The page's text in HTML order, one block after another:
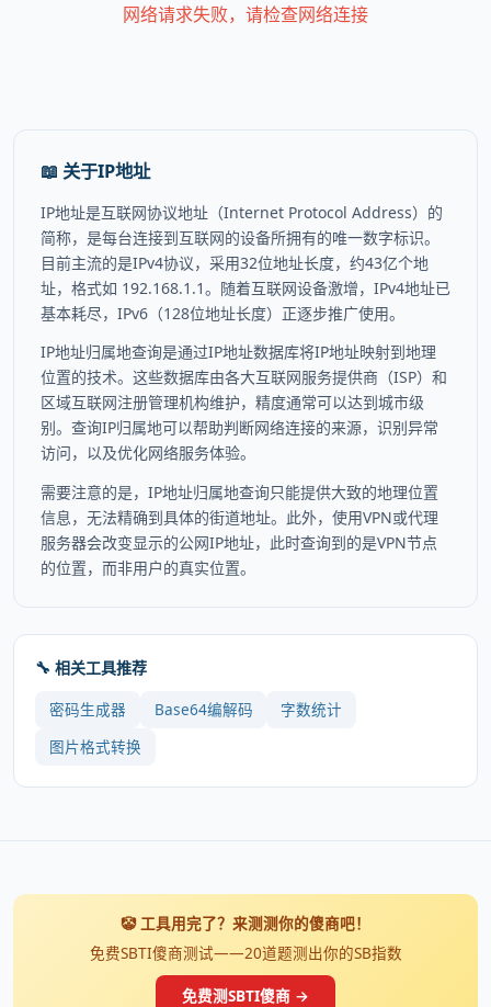
网络请求失败，请检查网络连接
📖 关于IP地址
IP地址是互联网协议地址（Internet Protocol Address）的
简称，是每台连接到互联网的设备所拥有的唯一数字标识。
目前主流的是IPv4协议，采用32位地址长度，约43亿个地
址，格式如 192.168.1.1。随着互联网设备激增，IPv4地址已
基本耗尽，IPv6（128位地址长度）正逐步推广使用。
IP地址归属地查询是通过IP地址数据库将IP地址映射到地理
位置的技术。这些数据库由各大互联网服务提供商（ISP）和
区域互联网注册管理机构维护，精度通常可以达到城市级
别。查询IP归属地可以帮助判断网络连接的来源，识别异常
访问，以及优化网络服务体验。
需要注意的是，IP地址归属地查询只能提供大致的地理位置
信息，无法精确到具体的街道地址。此外，使用VPN或代理
服务器会改变显示的公网IP地址，此时查询到的是VPN节点
的位置，而非用户的真实位置。
🔧 相关工具推荐
密码生成器
Base64编解码
字数统计
图片格式转换
🤡 工具用完了？来测测你的傻商吧！
免费SBTI傻商测试——20道题测出你的SB指数
免费测SBTI傻商 →